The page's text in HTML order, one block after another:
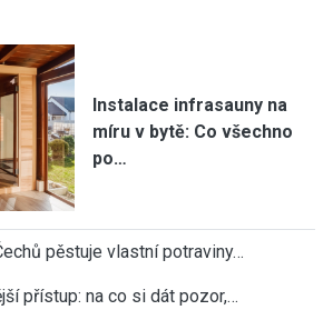
Instalace infrasauny na
míru v bytě: Co všechno
po…
pěstuje vlastní potraviny…
přístup: na co si dát pozor,…